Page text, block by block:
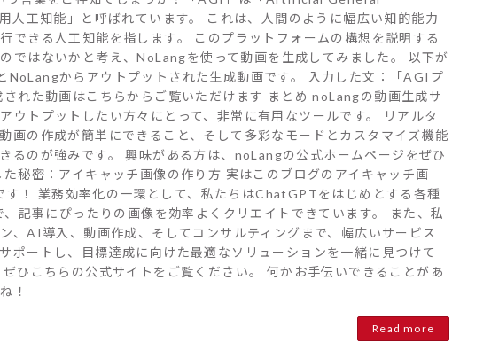
工知能」と呼ばれています。 これは、人間のように幅広い知的能力
できる人工知能を指します。 このプラットフォームの構想を説明する
ではないかと考え、NoLangを使って動画を生成してみました。 以下が
NoLangからアウトプットされた生成動画です。 入力した文：「AGIプ
れた動画はこちらからご覧いただけます まとめ noLangの動画生成サ
ウトプットしたい方々にとって、非常に有用なツールです。 リアルタ
画の作成が簡単にできること、そして多彩なモードとカスタマイズ機能
るのが強みです。 興味がある方は、noLangの公式ホームページをぜひ
秘密：アイキャッチ画像の作り方 実はこのブログのアイキャッチ画
！ 業務効率化の一環として、私たちはChatGPTをはじめとする各種
記事にぴったりの画像を効率よくクリエイトできています。 また、私
、AI導入、動画作成、そしてコンサルティングまで、幅広いサービス
ポートし、目標達成に向けた最適なソリューションを一緒に見つけて
ひこちらの公式サイトをご覧ください。 何かお手伝いできることがあ
！
Read more